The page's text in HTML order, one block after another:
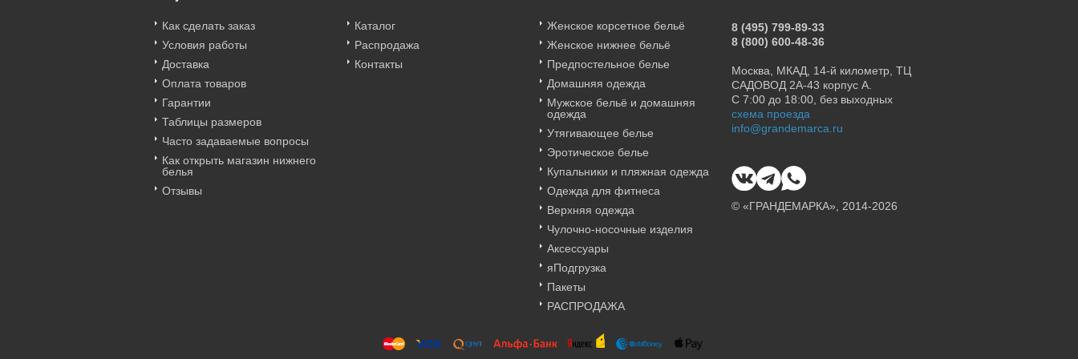
Как сделать заказ
Условия работы
Доставка
Оплата товаров
Гарантии
Таблицы размеров
Часто задаваемые вопросы
Как открыть магазин нижнего
белья
Отзывы
Каталог
Распродажа
Контакты
Женское корсетное бельё
Женское нижнее бельё
Предпостельное белье
Домашняя одежда
Мужское бельё и домашняя
одежда
Утягивающее белье
Эротическое белье
Купальники и пляжная одежда
Одежда для фитнеса
Верхняя одежда
Чулочно-носочные изделия
Аксессуары
яПодгрузка
Пакеты
РАСПРОДАЖА
8 (495) 799-89-33
8 (800) 600-48-36
Москва, МКАД, 14-й километр, ТЦ
САДОВОД 2А-43 корпус А.
С 7:00 до 18:00, без выходных
схема проезда
info@grandemarca.ru
© «ГРАНДЕМАРКА», 2014-2026